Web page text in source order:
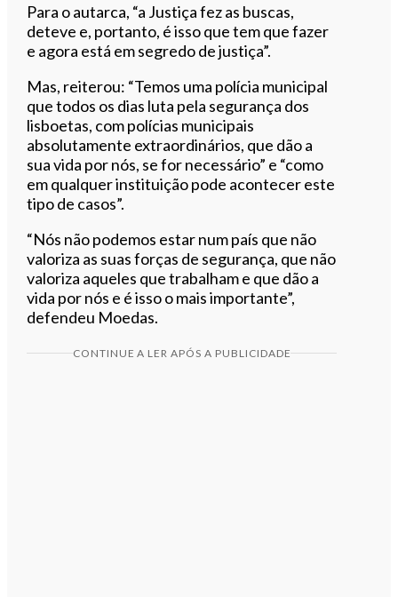
Para o autarca, “a Justiça fez as buscas,
deteve e, portanto, é isso que tem que fazer
e agora está em segredo de justiça”.
Mas, reiterou: “Temos uma polícia municipal
que todos os dias luta pela segurança dos
lisboetas, com polícias municipais
absolutamente extraordinários, que dão a
sua vida por nós, se for necessário” e “como
em qualquer instituição pode acontecer este
tipo de casos”.
“Nós não podemos estar num país que não
valoriza as suas forças de segurança, que não
valoriza aqueles que trabalham e que dão a
vida por nós e é isso o mais importante”,
defendeu Moedas.
CONTINUE A LER APÓS A PUBLICIDADE